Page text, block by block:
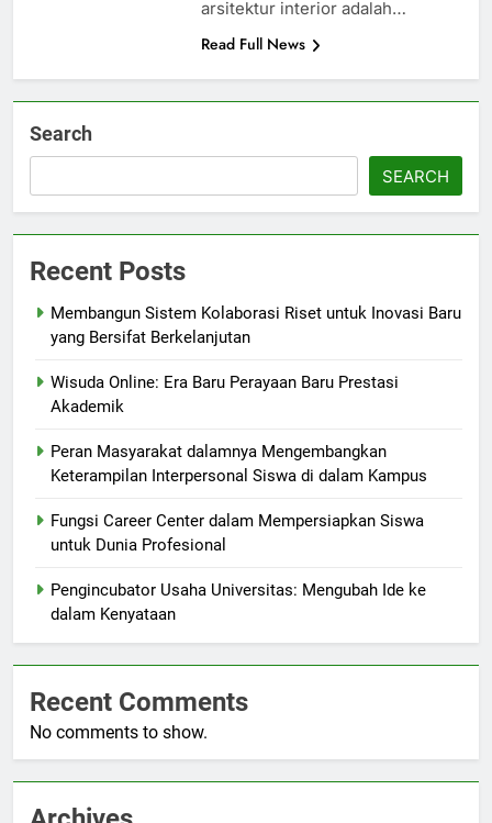
arsitektur interior adalah…
Read Full News
Search
SEARCH
Recent Posts
Membangun Sistem Kolaborasi Riset untuk Inovasi Baru
yang Bersifat Berkelanjutan
Wisuda Online: Era Baru Perayaan Baru Prestasi
Akademik
Peran Masyarakat dalamnya Mengembangkan
Keterampilan Interpersonal Siswa di dalam Kampus
Fungsi Career Center dalam Mempersiapkan Siswa
untuk Dunia Profesional
Pengincubator Usaha Universitas: Mengubah Ide ke
dalam Kenyataan
Recent Comments
No comments to show.